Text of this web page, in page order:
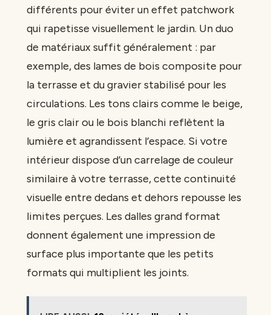
différents pour éviter un effet patchwork
qui rapetisse visuellement le jardin. Un duo
de matériaux suffit généralement : par
exemple, des lames de bois composite pour
la terrasse et du gravier stabilisé pour les
circulations. Les tons clairs comme le beige,
le gris clair ou le bois blanchi reflètent la
lumière et agrandissent l’espace. Si votre
intérieur dispose d’un carrelage de couleur
similaire à votre terrasse, cette continuité
visuelle entre dedans et dehors repousse les
limites perçues. Les dalles grand format
donnent également une impression de
surface plus importante que les petits
formats qui multiplient les joints.